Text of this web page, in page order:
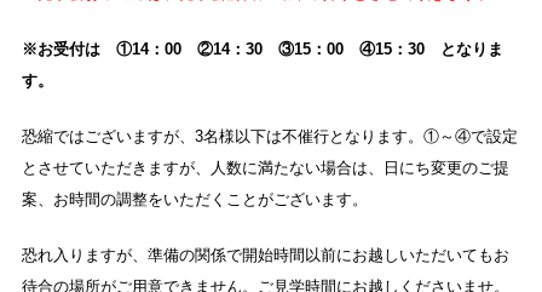
※お受付は ①14：00 ②14：30 ③15：00 ④15：30 となりま
す。
恐縮ではございますが、3名様以下は不催行となります。①～④で設定
とさせていただきますが、人数に満たない場合は、日にち変更のご提
案、お時間の調整をいただくことがございます。
恐れ入りますが、準備の関係で開始時間以前にお越しいただいてもお
待合の場所がご用意できません。ご見学時間にお越しくださいませ。